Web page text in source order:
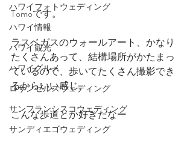
ハワイフォトウェディング
ハワイ情報
ハワイ観光
ハワイグルメ
ロサンゼルスウェディング
サンフランシスコウェディング
サンディエゴウェディング
Tomoです。
ラスベガスのウォールアート、かなり
たくさんあって、結構場所がかたまっ
ているので、歩いてたくさん撮影でき
るからいい感じ。
こんな歩道とか好きだなー